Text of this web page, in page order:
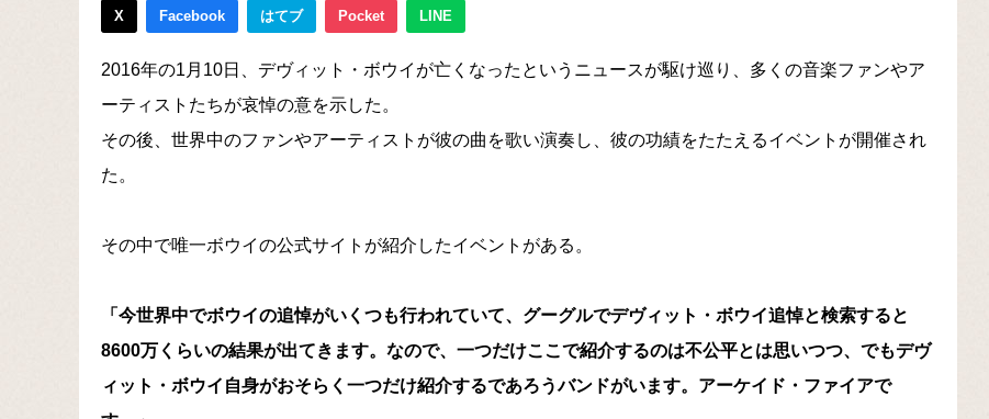
X Facebook はてブ Pocket LINE
2016年の1月10日、デヴィット・ボウイが亡くなったというニュースが駆け巡り、多くの音楽ファンやア
ーティストたちが哀悼の意を示した。
その後、世界中のファンやアーティストが彼の曲を歌い演奏し、彼の功績をたたえるイベントが開催され
た。
その中で唯一ボウイの公式サイトが紹介したイベントがある。
「今世界中でボウイの追悼がいくつも行われていて、グーグルでデヴィット・ボウイ追悼と検索すると
8600万くらいの結果が出てきます。なので、一つだけここで紹介するのは不公平とは思いつつ、でもデヴ
ィット・ボウイ自身がおそらく一つだけ紹介するであろうバンドがいます。アーケイド・ファイアで